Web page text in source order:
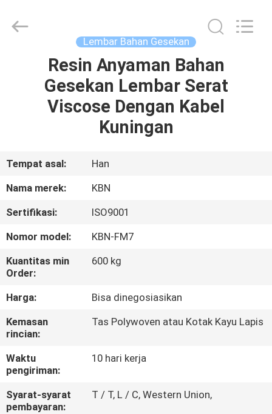
RUMAH
PRODUK
KAMI
PABRIK
KONTROL
KUALITAS
HUBUNGI
KAMI
PERMINTAAN
PENAWARAN
Lembar Bahan Gesekan
Resin Anyaman Bahan
Gesekan Lembar Serat
Viscose Dengan Kabel
Kuningan
Tempat asal:
Han
Nama merek:
KBN
Sertifikasi:
ISO9001
Nomor model:
KBN-FM7
Kuantitas min
Order:
600 kg
Harga:
Bisa dinegosiasikan
Kemasan
rincian:
Tas Polywoven atau Kotak Kayu Lapis
Waktu
pengiriman:
10 hari kerja
Syarat-syarat
pembayaran:
T / T, L / C, Western Union,